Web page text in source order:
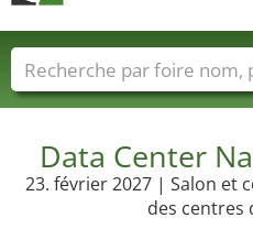
Data Center
23. février 2027 | Salon et
des centres
Foire noms Pays